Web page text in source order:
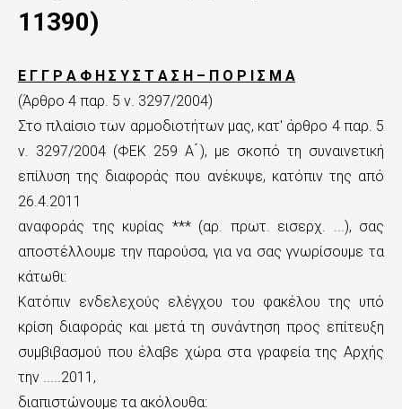
11390)
Ε Γ Γ Ρ Α Φ Η Σ Υ Σ Τ Α Σ Η – Π Ο Ρ Ι Σ Μ Α
(Άρθρο 4 παρ. 5 ν. 3297/2004)
Στο πλαίσιο των αρμοδιοτήτων μας, κατ' άρθρο 4 παρ. 5
ν. 3297/2004 (ΦΕΚ 259 Α ́), με σκοπό τη συναινετική
επίλυση της διαφοράς που ανέκυψε, κατόπιν της από
26.4.2011
αναφοράς της κυρίας *** (αρ. πρωτ. εισερχ. ...), σας
αποστέλλουμε την παρούσα, για να σας γνωρίσουμε τα
κάτωθι:
Κατόπιν ενδελεχούς ελέγχου του φακέλου της υπό
κρίση διαφοράς και μετά τη συνάντηση προς επίτευξη
συμβιβασμού που έλαβε χώρα στα γραφεία της Αρχής
την .....2011,
διαπιστώνουμε τα ακόλουθα: